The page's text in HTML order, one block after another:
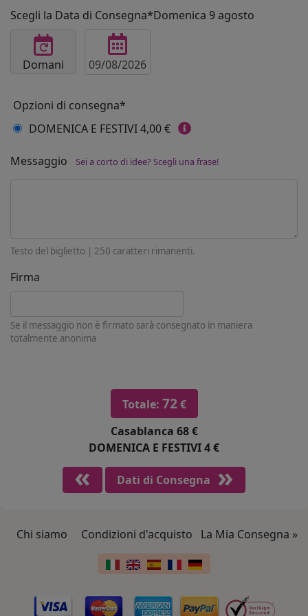
Scegli la Data di Consegna*Domenica 9 agosto
Domani
Opzioni di consegna*
DOMENICA E FESTIVI4,00 €
Messaggio Sei a corto di idee? Scegli una frase!
Testo del biglietto | 250 caratteri rimanenti.
Firma
Se il messaggio non è firmato sarà consegnato in maniera
totalmente anonima
Totale: 72€
Casablanca 68 €
DOMENICA E FESTIVI4 €
Dati di Consegna
Link a piè di pagina
Chi siamo Condizioni d'acquisto La Mia Consegna »
Cambia lingua